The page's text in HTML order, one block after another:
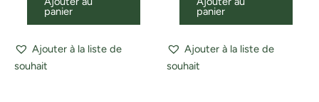
panier
Ajouter à la liste de
souhait
panier
Ajouter à la liste de
souhait